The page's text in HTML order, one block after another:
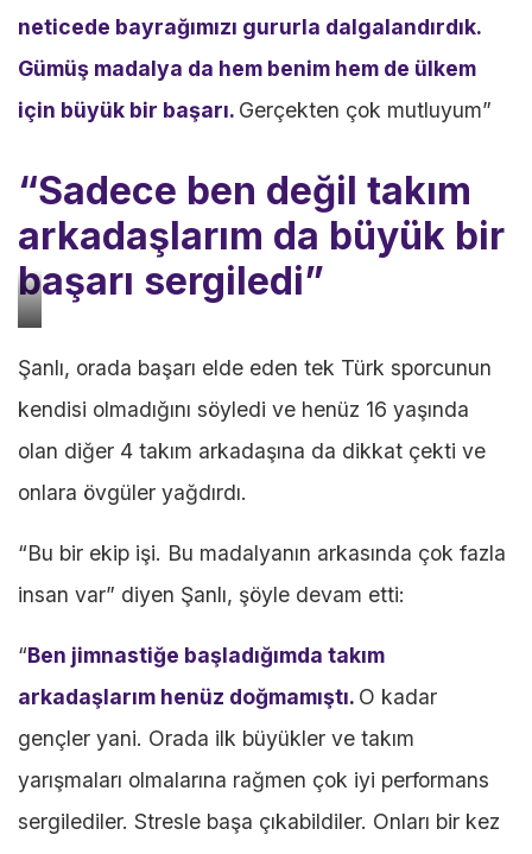
neticede bayrağımızı gururla dalgalandırdık.
Gümüş madalya da hem benim hem de ülkem
için büyük bir başarı. Gerçekten çok mutluyum”
“Sadece ben değil takım
arkadaşlarım da büyük bir
başarı sergiledi”
sağa:
Göksu
Üçtaş
Şanlı,
Dilara
Yurtdaş,
Yağmur
Yavuz,
Cemre
Kendirci,
Bilge
Şanlı, orada başarı elde eden tek Türk sporcunun
kendisi olmadığını söyledi ve henüz 16 yaşında
olan diğer 4 takım arkadaşına da dikkat çekti ve
onlara övgüler yağdırdı.
“Bu bir ekip işi. Bu madalyanın arkasında çok fazla
insan var” diyen Şanlı, şöyle devam etti:
“Ben jimnastiğe başladığımda takım
arkadaşlarım henüz doğmamıştı. O kadar
gençler yani. Orada ilk büyükler ve takım
yarışmaları olmalarına rağmen çok iyi performans
sergilediler. Stresle başa çıkabildiler. Onları bir kez